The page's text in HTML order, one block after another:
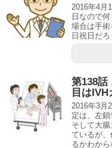
2016年4月
日なので
場合は手
日祝日だ
第138話
目は
2016年3月
定は、左鎖
そして大
ているが
るかわから